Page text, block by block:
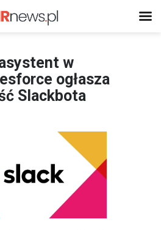
w
ogłasza
Slackbota